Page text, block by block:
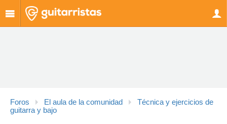
Foros El aula de la comunidad
Técnica y ejercicios de
guitarra y bajo